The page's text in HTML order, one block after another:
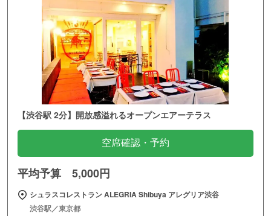
【渋谷駅 2分】開放感溢れるオープンエアーテラス
空席確認・予約
平均予算 5,000円
シュラスコレストラン ALEGRIA Shibuya アレグリア渋谷
渋谷駅／東京都